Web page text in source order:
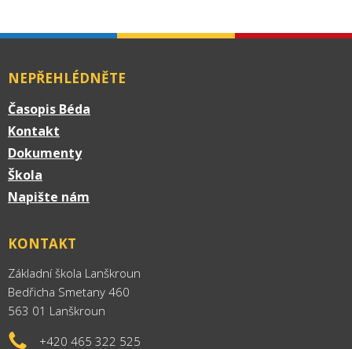
NEPŘEHLÉDNĚTE
Časopis Béda
Kontakt
Dokumenty
Škola
Napište nám
KONTAKT
Základní škola Lanškroun
Bedřicha Smetany 460
563 01 Lanškroun
+420 465 322 525